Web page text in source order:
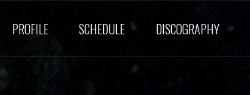
PROFILE SCHEDULE DISCOGRAPHY